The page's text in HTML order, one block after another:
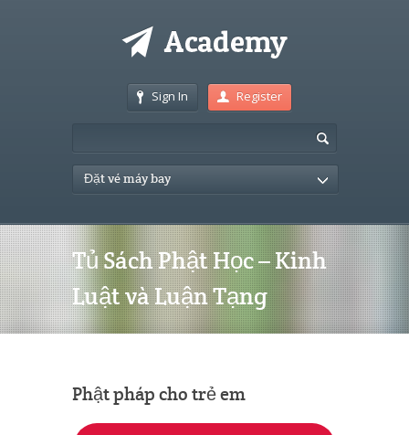
Sign In Register
Đặt vé máy bay
Tủ Sách Phật Học – Kinh
Luật và Luận Tạng
Phật pháp cho trẻ em